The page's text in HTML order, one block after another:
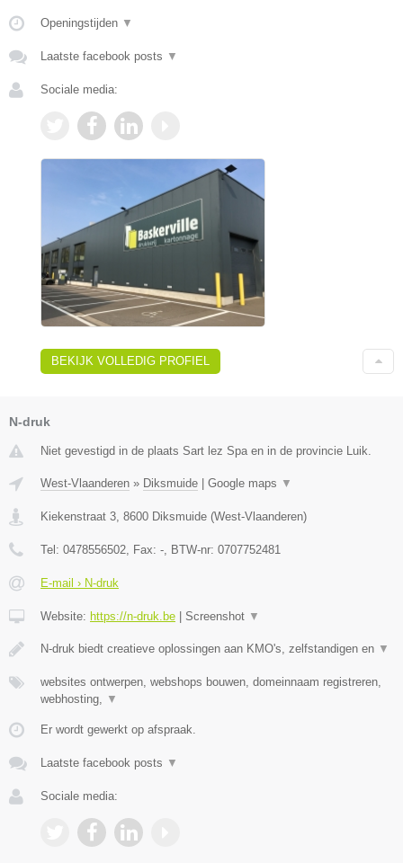
Openingstijden ▼
Laatste facebook posts ▼
Sociale media:
BEKIJK VOLLEDIG PROFIEL
N-druk
Niet gevestigd in de plaats Sart lez Spa en in de provincie Luik.
West-Vlaanderen » Diksmuide | Google maps ▼
Kiekenstraat 3 8600 Diksmuide (West-Vlaanderen)
Tel: 0478556502 , Fax: - , BTW-nr: 0707752481
E-mail › N-druk
Website: https://n-druk.be | Screenshot ▼
N-druk biedt creatieve oplossingen aan KMO's, zelfstandigen en ▼
websites ontwerpen, webshops bouwen, domeinnaam registreren,
webhosting,
▼
Er wordt gewerkt op afspraak.
Laatste facebook posts ▼
Sociale media: